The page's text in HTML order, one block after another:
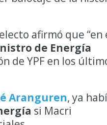
afirmó que “en
de Energía
de YPF en los
Aranguren, ya
si Macri